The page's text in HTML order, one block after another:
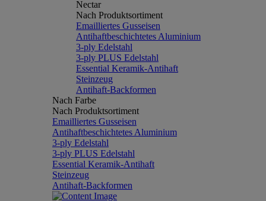
Nectar
Nach Produktsortiment
Emailliertes Gusseisen
Antihaftbeschichtetes Aluminium
3-ply Edelstahl
3-ply PLUS Edelstahl
Essential Keramik-Antihaft
Steinzeug
Antihaft-Backformen
Nach Farbe
Nach Produktsortiment
Emailliertes Gusseisen
Antihaftbeschichtetes Aluminium
3-ply Edelstahl
3-ply PLUS Edelstahl
Essential Keramik-Antihaft
Steinzeug
Antihaft-Backformen